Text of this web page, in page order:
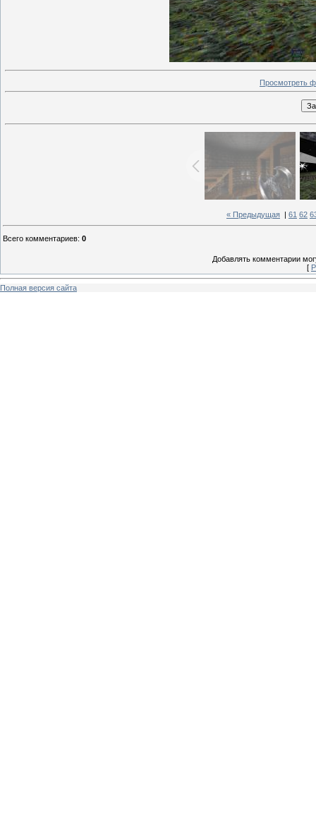
Просмотреть
« Предыдущая 61 62
Всего комментариев: 0
Добавлять комментарии
[
Полная версия сайта